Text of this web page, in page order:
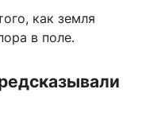
как земля
в поле.